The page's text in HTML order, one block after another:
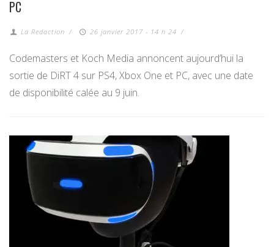
PC
La Redaction / 26 janvier 2017 - 14 h 24 /
Codemasters et Koch Media annoncent aujourd’hui la
sortie de DiRT 4 sur PS4, Xbox One et PC, avec une date
de disponibilité calée au 9 juin.